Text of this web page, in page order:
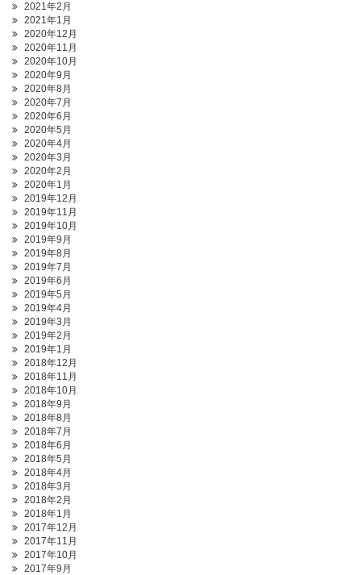
2021年2月
2021年1月
2020年12月
2020年11月
2020年10月
2020年9月
2020年8月
2020年7月
2020年6月
2020年5月
2020年4月
2020年3月
2020年2月
2020年1月
2019年12月
2019年11月
2019年10月
2019年9月
2019年8月
2019年7月
2019年6月
2019年5月
2019年4月
2019年3月
2019年2月
2019年1月
2018年12月
2018年11月
2018年10月
2018年9月
2018年8月
2018年7月
2018年6月
2018年5月
2018年4月
2018年3月
2018年2月
2018年1月
2017年12月
2017年11月
2017年10月
2017年9月